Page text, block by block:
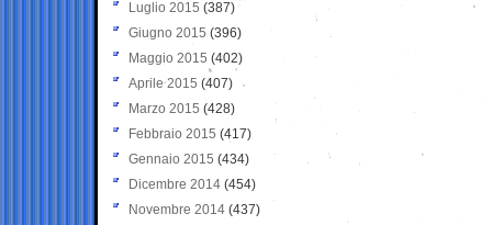
Luglio 2015 (387)
Giugno 2015 (396)
Maggio 2015 (402)
Aprile 2015 (407)
Marzo 2015 (428)
Febbraio 2015 (417)
Gennaio 2015 (434)
Dicembre 2014 (454)
Novembre 2014 (437)